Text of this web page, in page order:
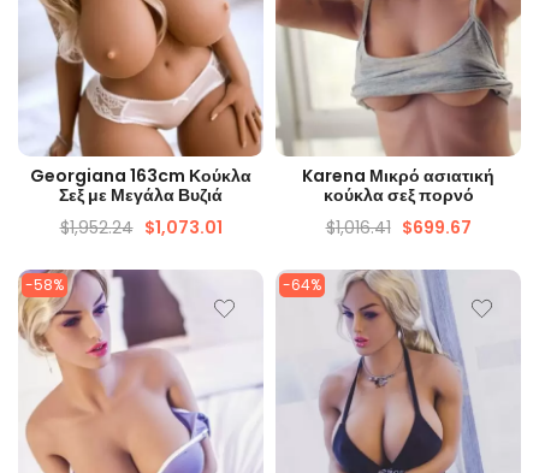
ΓΡΉΓΟΡΗ ΜΑΤΙΆ
Georgiana 163cm Κούκλα
Σεξ με Μεγάλα Βυζιά
$1,952.24 $1,073.01
ΓΡΉΓΟΡΗ ΜΑΤΙΆ
Karena Μικρό ασιατική
κούκλα σεξ πορνό
$1,016.41 $699.67
-58% -64%